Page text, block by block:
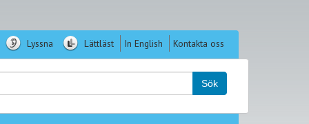
Lyssna Lättläst In English Kontakta oss
Sök